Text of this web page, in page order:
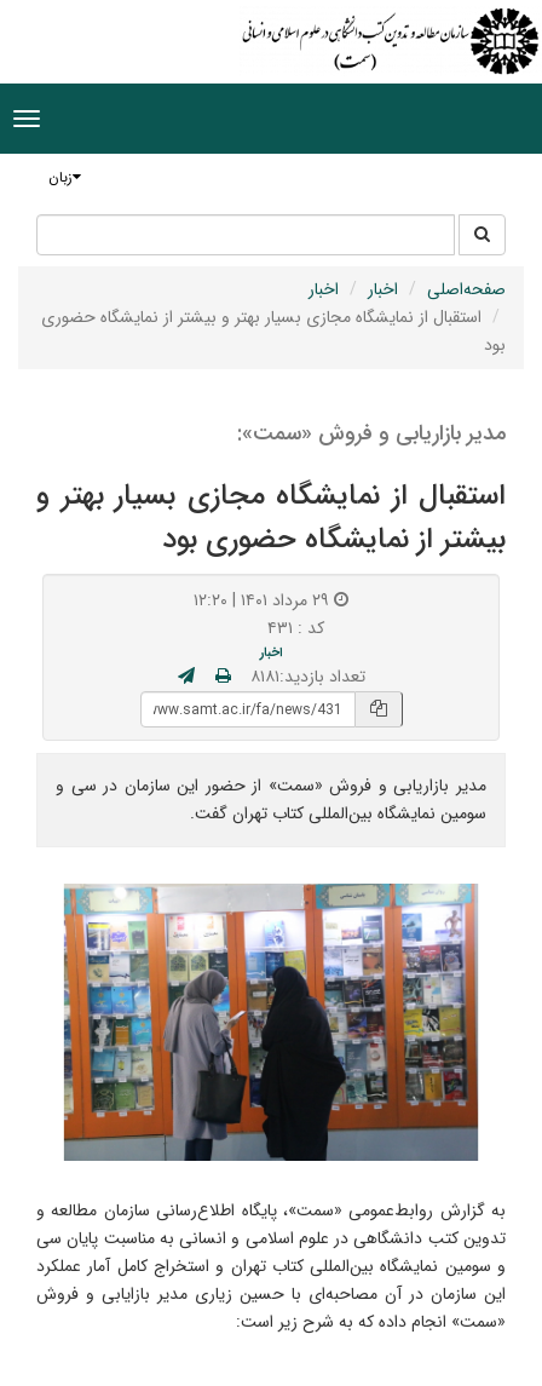
زبان
جستجو
در
سایت
صفحه‌اصلی اخبار
اخبار
استقبال از نمایشگاه مجازی بسیار بهتر و بیشتر از نمایشگاه حضوری
بود
مدیر بازاریابی و فروش «سمت»:
استقبال از نمایشگاه مجازی بسیار بهتر و
بیشتر از نمایشگاه حضوری بود
کد : ۴۳۱
اخبار
تعداد بازدید:۸۱۸۱
مدیر بازاریابی و فروش «سمت» از حضور این سازمان در سی و
سومین نمایشگاه بین‌المللی کتاب تهران گفت.
به گزارش روابط‌عمومی «سمت»، پایگاه اطلاع‌رسانی سازمان مطالعه و
تدوین کتب دانشگاهی در علوم اسلامی و انسانی به مناسبت پایان سی
و سومین نمایشگاه بین‌المللی کتاب تهران و استخراج کامل آمار عملکرد
این سازمان در آن مصاحبه‌ای با حسین زیاری مدیر بازایابی و فروش
«سمت» انجام داده که به شرح زیر است: